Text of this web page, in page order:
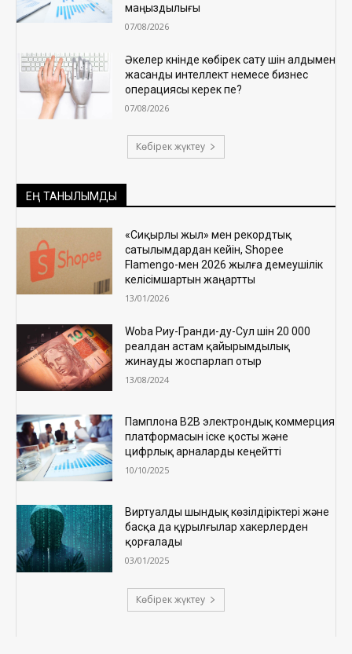
маңыздылығы
07/08/2026
Әкелер күнінде көбірек сату үшін алдымен
жасанды интеллект немесе бизнес
операциясы керек пе?
07/08/2026
Көбірек жүктеу
ЕҢ ТАНЫЛЫМДЫ
«Сиқырлы жыл» мен рекордтық
сатылымдардан кейін, Shopee
Flamengo-мен 2026 жылға демеушілік
келісімшартын жаңартты
13/01/2026
Woba Риу-Гранди-ду-Сул үшін 20 000
реалдан астам қайырымдылық
жинауды жоспарлап отыр
13/08/2024
Памплона B2B электрондық коммерция
платформасын іске қосты және
цифрлық арналарды кеңейтті
10/10/2025
Виртуалды шындық көзілдіріктері және
басқа да құрылғылар хакерлерден
қорғалады
03/01/2025
Көбірек жүктеу